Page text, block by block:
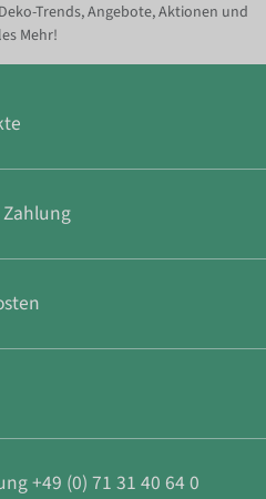
Trends, Angebote, Aktionen und
Mehr!
+49 (0) 71 31 40 64 0